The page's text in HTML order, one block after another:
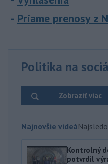
Priame prenosy z
Politika na
Zobraziť viac
Najnovšie videá
Kontrolný
potvrdil